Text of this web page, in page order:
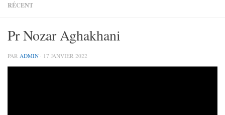
RÉCENT
Pr Nozar Aghakhani
PAR ADMIN · 17 JANVIER 2022